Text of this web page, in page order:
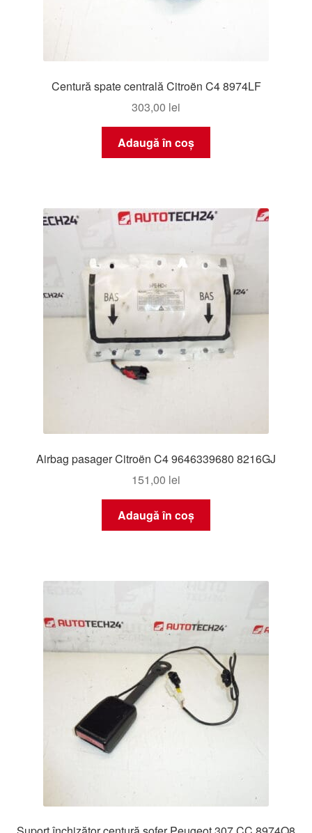
Centură spate centrală Citroën C4 8974LF
303,00 lei
Adaugă în coș
Airbag pasager Citroën C4 9646339680 8216GJ
151,00 lei
Adaugă în coș